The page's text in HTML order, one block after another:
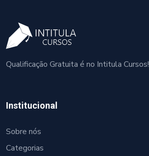
Qualificação Gratuita é no Intitula Cursos!
Institucional
Sobre nós
Categorias